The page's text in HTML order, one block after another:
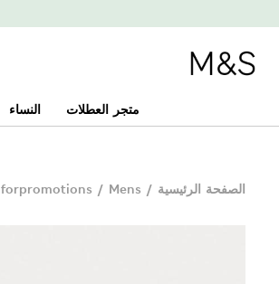
متجر العطلات النساء
الصفحة الرئيسية /
forpromotions / Mens